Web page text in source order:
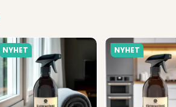
NYHET NYHET